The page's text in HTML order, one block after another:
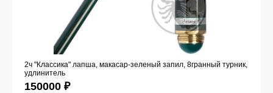
2ч "Классика" лапша, макасар-зеленый запил, 8гранный турник,
удлинитель
150000 ₽